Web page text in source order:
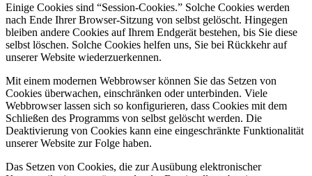
Einige Cookies sind “Session-Cookies.” Solche Cookies werden
nach Ende Ihrer Browser-Sitzung von selbst gelöscht. Hingegen
bleiben andere Cookies auf Ihrem Endgerät bestehen, bis Sie diese
selbst löschen. Solche Cookies helfen uns, Sie bei Rückkehr auf
unserer Website wiederzuerkennen.
Mit einem modernen Webbrowser können Sie das Setzen von
Cookies überwachen, einschränken oder unterbinden. Viele
Webbrowser lassen sich so konfigurieren, dass Cookies mit dem
Schließen des Programms von selbst gelöscht werden. Die
Deaktivierung von Cookies kann eine eingeschränkte Funktionalität
unserer Website zur Folge haben.
Das Setzen von Cookies, die zur Ausübung elektronischer